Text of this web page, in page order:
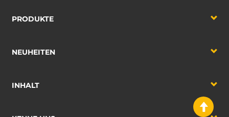
PRODUKTE
NEUHEITEN
INHALT